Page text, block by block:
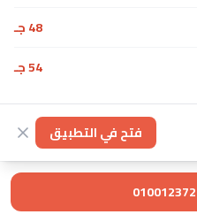
48 جـ
54 جـ
32 جـ
38 جـ
فتح في التطبيق